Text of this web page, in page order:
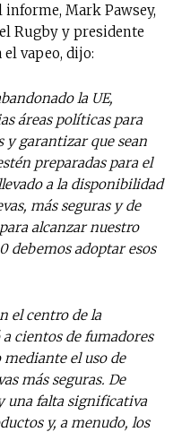
Mark Pawsey,
Rugby y presidente
vapeo, dijo:
la UE,
áreas políticas para
y garantizar que sean
preparadas para el
a la disponibilidad
más seguras y de
alcanzar nuestro
debemos adoptar esos
el centro de la
a cientos de fumadores
el uso de
más seguras. De
una falta significativa
y, a menudo, los